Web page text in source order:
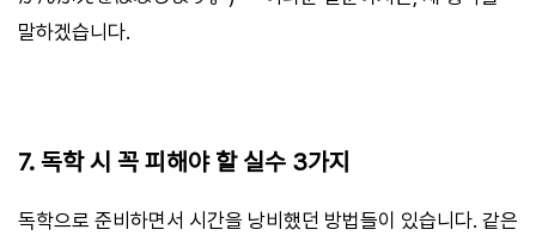
말하겠습니다.
7. 독학 시 꼭 피해야 할 실수 3가지
독학으로 준비하면서 시간을 낭비했던 방법들이 있습니다. 같은